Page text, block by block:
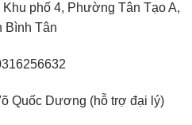
phố 4, Phường Tân Tạo A,
Bình Tân
Quốc Dương (hỗ trợ đại lý)